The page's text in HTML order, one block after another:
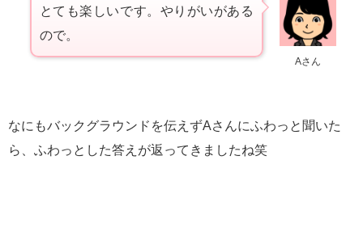
とても楽しいです。やりがいがある
ので。
Aさん
なにもバックグラウンドを伝えずAさんにふわっと聞いた
ら、ふわっとした答えが返ってきましたね笑